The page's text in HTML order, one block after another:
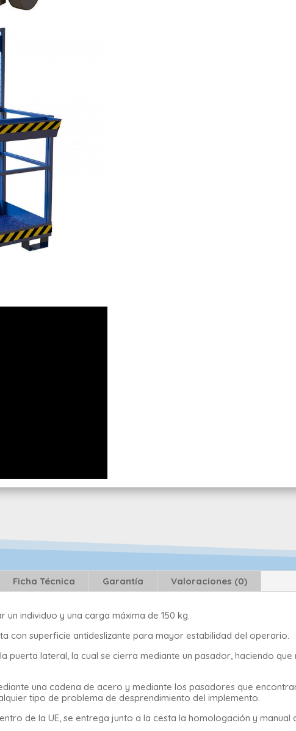
Ficha Técnica Garantía Valoraciones (0)
individuo y una carga máxima de 150 kg.
con superficie antideslizante para mayor estabilidad del operario.
puerta lateral, la cual se cierra mediante un pasador, haciendo
una cadena de acero y mediante los pasadores que
tipo de problema de desprendimiento del implemento.
de la UE, se entrega junto a la cesta la homologación y manual